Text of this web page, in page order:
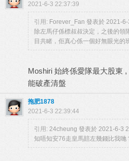
2021-6-3 22:37:39
引用: Forever_Fan 發表於 2021-
除左馬仔係標叔叔決定，之後的
目共睹，佢真心係一個好無眼光的
Moshiri 始終係愛隊最大股東
能破產清盤
拖肥1878
2021-6-3 22:39:44
引用: 24cheung 發表於 2021-6-3
知唔知安76走皇馬賠左幾錢比我哋